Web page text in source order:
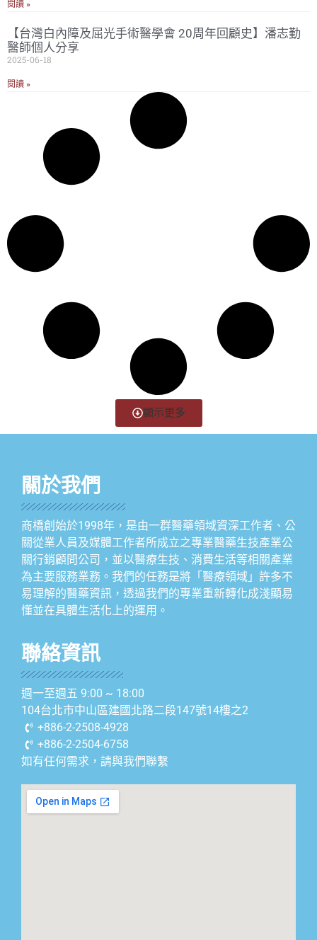
閱讀 »
【台灣白內障及屈光手術醫學會 20周年回顧史】潘志勤
醫師個人分享
2025-06-18
閱讀 »
顯示更多
關於我們
商橋創始於1998年，是由一群醫藥領域資深工作者、公
關從業人員及媒體工作者所成立之專業醫藥生技產業公
關行銷顧問公司，並以醫療生技、消費生活等相關產業
為主要服務業務。我們的任務是將「醫療領域」許多不
易理解的醫藥資訊，透過我們的專業重新轉化成淺顯易
懂並在具體生活化上的運用。
聯絡資訊
週一至週五 9:00 ~ 18:00
104台北市中山區建國北路二段147號14樓之2
+886-2-2508-4928
+886-2-2504-6758
如有任何需求，請與我們聯繫